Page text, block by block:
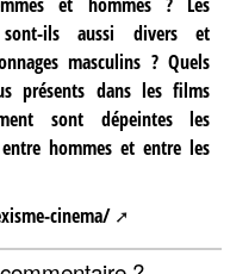
sont-ils aussi divers et
masculins ? Quels
présents dans les films
sont dépeintes les
hommes et entre les
cinema/